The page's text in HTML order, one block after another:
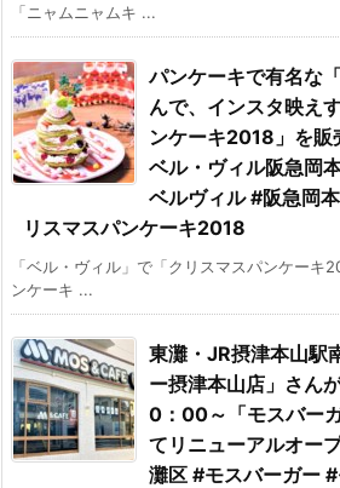
「ニャムニャムキ ...
パンケーキで有名な
んで、インスタ映え
ンケーキ2018」を
ベル・ヴィル阪急岡
ベルヴィル #阪急岡
リスマスパンケーキ2018
「ベル・ヴィル」で「クリスマスパンケーキ
ンケーキ ...
東灘・JR摂津本山駅
ー摂津本山店」さん
0：00～「モスバー
てリニューアルオー
灘区 #モスバーガー